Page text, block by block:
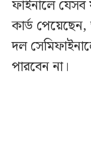
ফাইনালে
কার্ড
দল
পারবেন না।